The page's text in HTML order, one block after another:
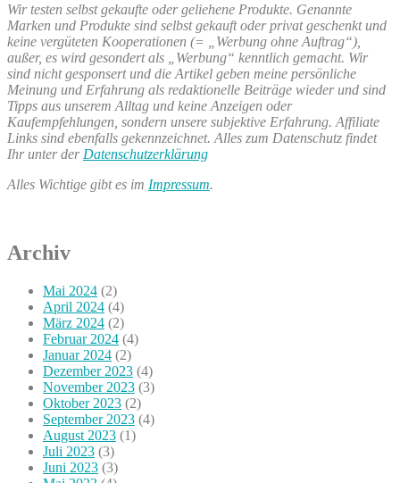
Wir testen selbst gekaufte oder geliehene Produkte. Genannte
Marken und Produkte sind selbst gekauft oder privat geschenkt und
keine vergüteten Kooperationen (= „Werbung ohne Auftrag“),
außer, es wird gesondert als „Werbung“ kenntlich gemacht. Wir
sind nicht gesponsert und die Artikel geben meine persönliche
Meinung und Erfahrung als redaktionelle Beiträge wieder und sind
Tipps aus unserem Alltag und keine Anzeigen oder
Kaufempfehlungen, sondern unsere subjektive Erfahrung. Affiliate
Links sind ebenfalls gekennzeichnet. Alles zum Datenschutz findet
Ihr unter der Datenschutzerklärung
Alles Wichtige gibt es im Impressum.
Archiv
Mai 2024 (2)
April 2024 (4)
März 2024 (2)
Februar 2024 (4)
Januar 2024 (2)
Dezember 2023 (4)
November 2023 (3)
Oktober 2023 (2)
September 2023 (4)
August 2023 (1)
Juli 2023 (3)
Juni 2023 (3)